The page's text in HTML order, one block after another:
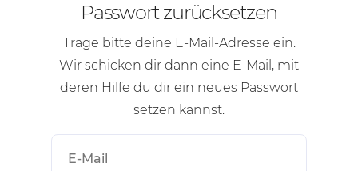
Passwort zurücksetzen
Trage bitte deine E-Mail-Adresse ein.
Wir schicken dir dann eine E-Mail , mit
deren Hilfe du dir ein neues Passwort
setzen kannst.